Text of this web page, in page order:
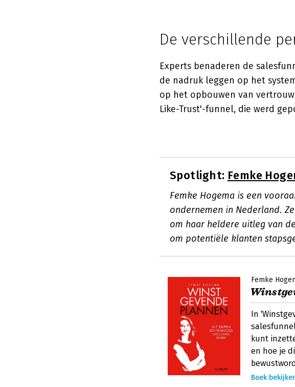
De verschillende
Experts benaderen de
de nadruk leggen op het
op het opbouwen van
Like-Trust'-funnel, die werd
Spotlight: Femke
Femke Hogema is een
ondernemen in Nederland.
om haar heldere uitleg van
om potentiële klanten
Femke
In
kunt
en hoe je
Boek